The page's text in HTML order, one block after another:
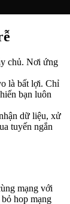
chủ. Nơi ứng
là bất lợi. Chỉ
bạn luôn
dữ liệu, xử
tuyến ngắn
mạng với
hop mạng